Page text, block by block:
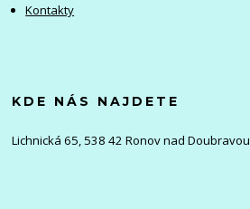
Kontakty
KDE NÁS NAJDETE
Lichnická 65, 538 42 Ronov nad Doubravou